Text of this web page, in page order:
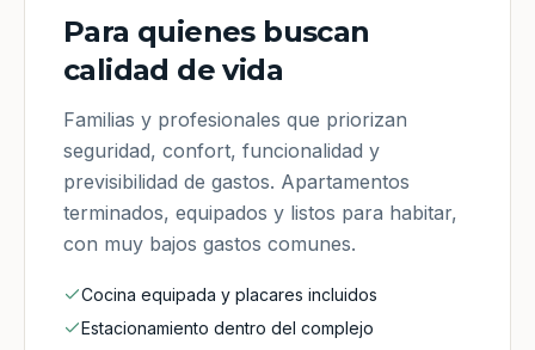
Para quienes buscan
calidad de vida
Familias y profesionales que priorizan
seguridad, confort, funcionalidad y
previsibilidad de gastos. Apartamentos
terminados, equipados y listos para habitar,
con muy bajos gastos comunes.
Cocina equipada y placares incluidos
Estacionamiento dentro del complejo